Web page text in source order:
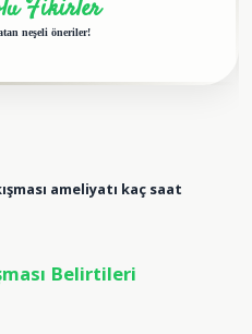
Fikirler
neşeli öneriler!
ameliyatı kaç saat
Belirtileri